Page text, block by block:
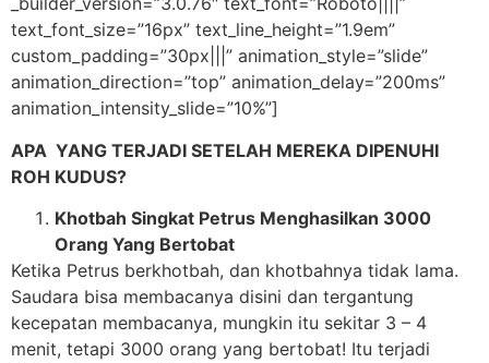
text_font_size=”16px” text_line_height=”1.9em”
custom_padding=”30px|||” animation_style=”slide”
animation_direction=”top” animation_delay=”200ms”
animation_intensity_slide=”10%”]
APA YANG TERJADI SETELAH MEREKA DIPENUHI
ROH KUDUS?
Khotbah Singkat Petrus Menghasilkan 3000
Orang Yang Bertobat
Ketika Petrus berkhotbah, dan khotbahnya tidak lama.
Saudara bisa membacanya disini dan tergantung
kecepatan membacanya, mungkin itu sekitar 3 – 4
menit, tetapi 3000 orang yang bertobat! Itu terjadi